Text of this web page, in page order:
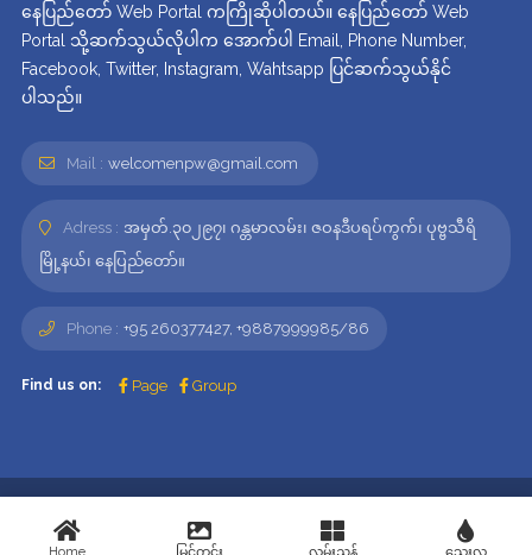
နေပြည်တော် Web Portal ကကြိုဆိုပါတယ်။ နေပြည်တော် Web
Portal သို့ဆက်သွယ်လိုပါက အောက်ပါ Email, Phone Number,
Facebook, Twitter, Instagram, Wahtsapp ပြင်ဆက်သွယ်နိုင်
ပါသည်။
Mail : welcomenpw@gmail.com
Adress : အမှတ်.၃၀၂၉၇၊ ဂန္တမာလမ်း၊ ဇဝနဒီပရပ်ကွက်၊ ပုဗ္ဗသီရိ
မြို့နယ်၊ နေပြည်တော်။
Phone : +95 260377427, +9887999985/86
Find us on: Page Group
Developed by Novel Idea Web Solution Provider Co,.Ltd
Home မြင်ကွင်း လမ်းညွှန် သွေးလှူ